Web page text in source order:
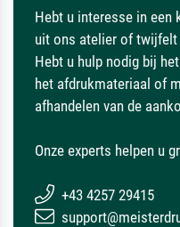
Hebt u interesse in een
uit ons atelier of twijfelt
Hebt u hulp nodig bij
het afdrukmateriaal of
afhandelen van de
Onze experts helpen u
+43 4257 29415